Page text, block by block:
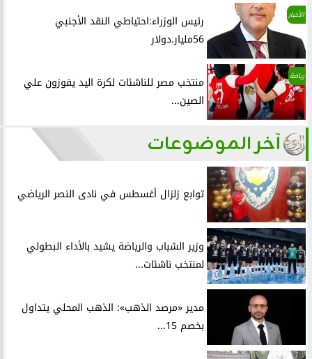
الأخبار
رئيس الوزراء:احتياطي النقد الأجنبي
56مليار.دولار
رياضة
منتخب مصر للناشئات لكرة اليد يفوزون علي
الصين...
آخر الموضوعات
توابع زلزال أغسطس في نادى النصر الرياضي
وزير الشباب والرياضة يشيد بالأداء البطولي
لمنتخب ناشئات...
مدير «مرصد الذهب»: الذهب المحلي يتداول
بخصم 15...